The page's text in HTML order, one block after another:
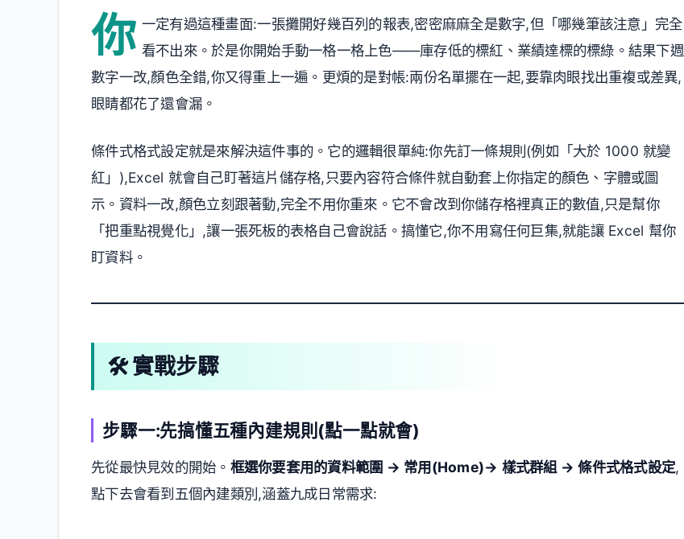
你 一定有過這種畫面:一張攤開好幾百列的報表,密密麻麻全是數字,但「哪幾筆該注意」完全
看不出來。於是你開始手動一格一格上色——庫存低的標紅、業績達標的標綠。結果下週
數字一改,顏色全錯,你又得重上一遍。更煩的是對帳:兩份名單擺在一起,要靠肉眼找出重複或差異,
眼睛都花了還會漏。
條件式格式設定就是來解決這件事的。它的邏輯很單純:你先訂一條規則(例如「大於 1000 就變
紅」),Excel 就會自己盯著這片儲存格,只要內容符合條件就自動套上你指定的顏色、字體或圖
示。資料一改,顏色立刻跟著動,完全不用你重來。它不會改到你儲存格裡真正的數值,只是幫你
「把重點視覺化」,讓一張死板的表格自己會說話。搞懂它,你不用寫任何巨集,就能讓 Excel 幫你
盯資料。
🛠️ 實戰步驟
步驟一:先搞懂五種內建規則(點一點就會)
先從最快見效的開始。 框選你要套用的資料範圍 → 常用(Home)→ 樣式群組 → 條件式格式設定,
點下去會看到五個內建類別,涵蓋九成日常需求: